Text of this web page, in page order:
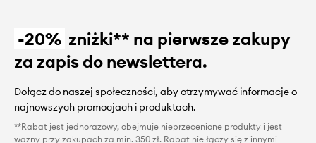
-20% zniżki** na pierwsze zakupy
za zapis do newslettera.
Dołącz do naszej społeczności, aby otrzymywać informacje o
najnowszych promocjach i produktach.
**Rabat jest jednorazowy, obejmuje nieprzecenione produkty i jest
ważny przy zakupach za min. 350 zł. Rabat nie łączy się z innymi